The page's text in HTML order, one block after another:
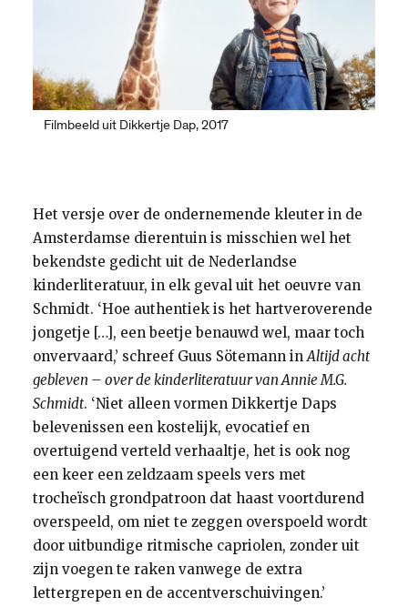
Op de nek van de giraf
zette Dikkertje Dap zich af,
roetsjj daar gleed hij met een vaart
tot aan ’t kwastje van de staart.
Boem!
Dag Giraf, zei Dikkertje Dap.
Morgen kom ik weer hier met de
trap.
Filmbeeld uit Dikkertje Dap, 2017
Het versje over de ondernemende kleuter in de
Amsterdamse dierentuin is misschien wel het
bekendste gedicht uit de Nederlandse
kinderliteratuur, in elk geval uit het oeuvre van
Schmidt. ‘Hoe authentiek is het hartveroverende
jongetje […], een beetje benauwd wel, maar toch
onvervaard,’ schreef Guus Sötemann in Altijd acht
gebleven – over de kinderliteratuur van Annie M.G.
Schmidt. ‘Niet alleen vormen Dikkertje Daps
belevenissen een kostelijk, evocatief en
overtuigend verteld verhaaltje, het is ook nog
een keer een zeldzaam speels vers met
trocheïsch grondpatroon dat haast voortdurend
overspeeld, om niet te zeggen overspoeld wordt
door uitbundige ritmische capriolen, zonder uit
zijn voegen te raken vanwege de extra
lettergrepen en de accentverschuivingen.’